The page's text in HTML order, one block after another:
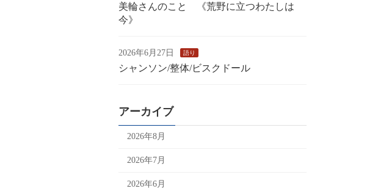
美輪さんのこと 《荒野に立つわたしは
今》
2026年6月27日 語り
シャンソン/整体/ビスクドール
アーカイブ
2026年8月
2026年7月
2026年6月